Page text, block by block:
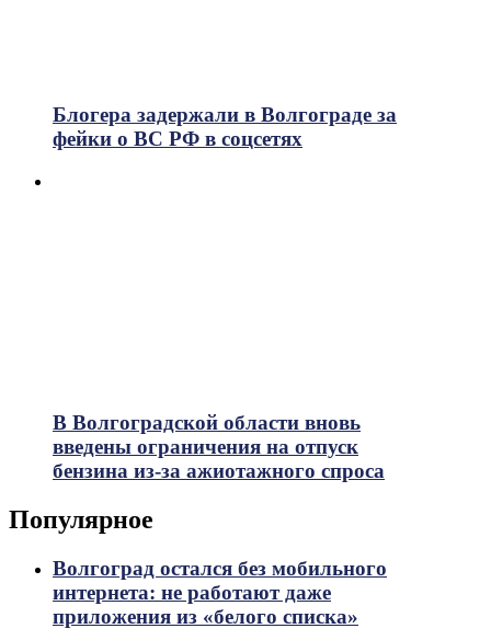
Блогера задержали в Волгограде за
фейки о ВС РФ в соцсетях
В Волгоградской области вновь
введены ограничения на отпуск
бензина из-за ажиотажного спроса
Популярное
Волгоград остался без мобильного
интернета: не работают даже
приложения из «белого списка»